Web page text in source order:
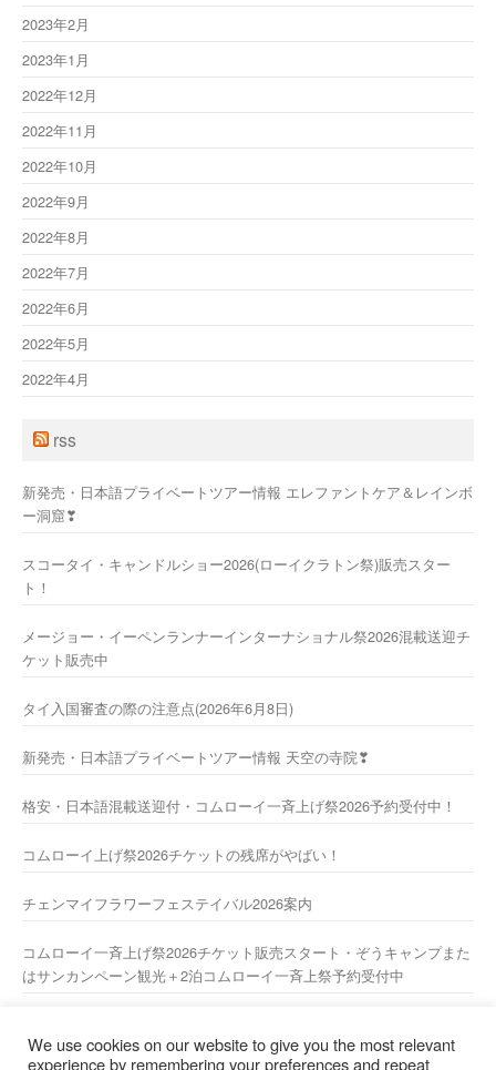
2023年2月
2023年1月
2022年12月
2022年11月
2022年10月
2022年9月
2022年8月
2022年7月
2022年6月
2022年5月
2022年4月
rss
新発売・日本語プライベートツアー情報 エレファントケア＆レインボ
ー洞窟❣
スコータイ・キャンドルショー2026(ローイクラトン祭)販売スター
ト！
メージョー・イーペンランナーインターナショナル祭2026混載送迎チ
ケット販売中
タイ入国審査の際の注意点(2026年6月8日)
新発売・日本語プライベートツアー情報 天空の寺院❣
格安・日本語混載送迎付・コムローイ一斉上げ祭2026予約受付中！
コムローイ上げ祭2026チケットの残席がやばい！
チェンマイフラワーフェステイバル2026案内
コムローイ一斉上げ祭2026チケット販売スタート・ぞうキャンプまた
はサンカンペーン観光＋2泊コムローイ一斉上祭予約受付中
We use cookies on our website to give you the most relevant
experience by remembering your preferences and repeat